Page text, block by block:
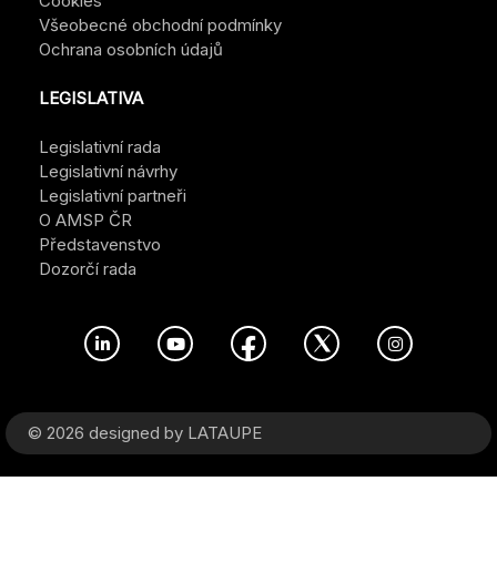
Všeobecné obchodní podmínky
Ochrana osobních údajů
LEGISLATIVA
Legislativní rada
Legislativní návrhy
Legislativní partneři
O AMSP ČR
Představenstvo
Dozorčí rada
© 2026 designed by LATAUPE